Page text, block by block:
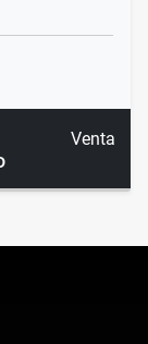
Venta